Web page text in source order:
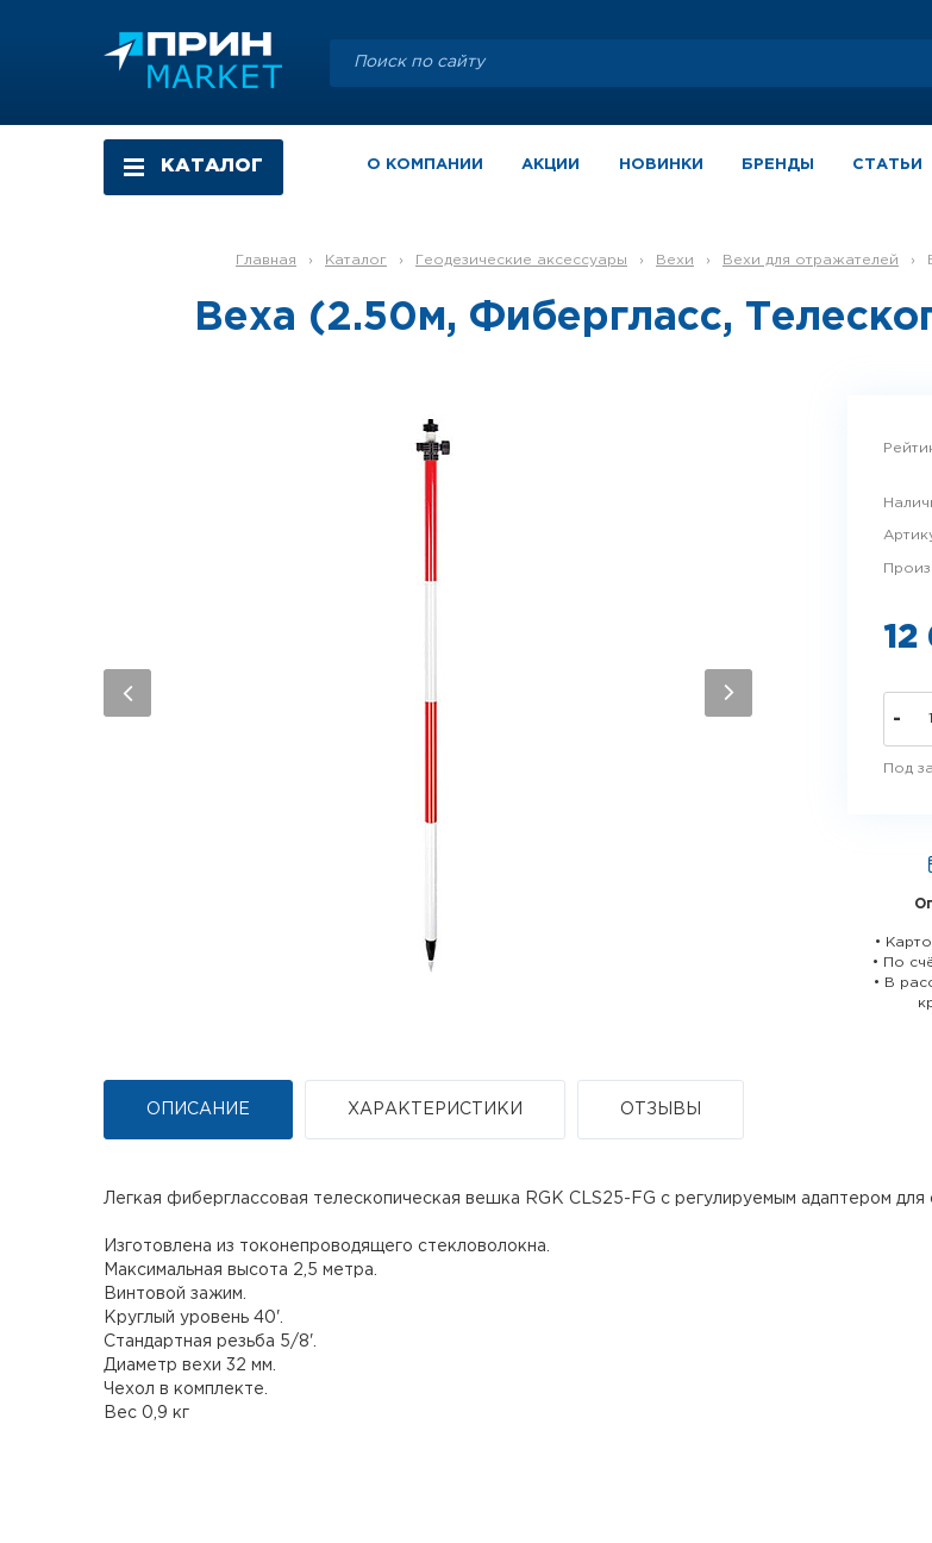
КАТАЛОГ О КОМПАНИИ АКЦИИ НОВИНКИ БРЕНДЫ СТАТЬИ
Главная › Каталог › Геодезические аксессуары › Вехи › Вехи для отражателей ›
Веха (2.50м, Фибергласс,
12
-
Под
•
• По
• В
ОПИСАНИЕ ХАРАКТЕРИСТИКИ ОТЗЫВЫ
Легкая фиберглассовая телескопическая вешка RGK CLS25-FG с регулируемым адаптером для
Изготовлена из токонепроводящего стекловолокна.
Максимальная высота 2,5 метра.
Винтовой зажим.
Круглый уровень 40'.
Стандартная резьба 5/8'.
Диаметр вехи 32 мм.
Чехол в комплекте.
Вес 0,9 кг